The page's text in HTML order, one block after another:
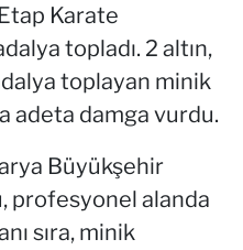
Karate
topladı. 2 altın,
toplayan minik
adeta damga vurdu.
Büyükşehir
profesyonel alanda
sıra, minik